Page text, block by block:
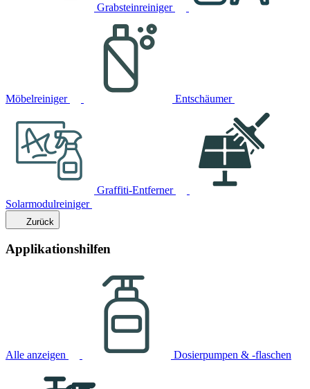
Grabsteinreiniger
Möbelreiniger Entschäumer
Graffiti-Entferner
Solarmodulreiniger
Zurück
Applikationshilfen
Alle anzeigen Dosierpumpen & -flaschen